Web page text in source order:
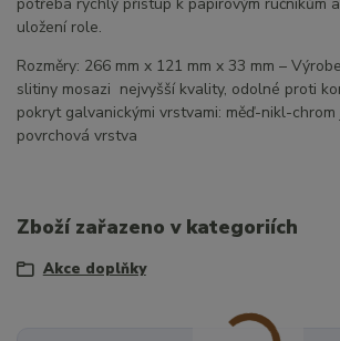
potřeba rychlý přístup k papírovým ručníkům
uložení role.
Rozměry: 266 mm x 121 mm x 33 mm –
slitiny mosazi nejvyšší kvality, odolné proti
pokryt galvanickými vrstvami: měď-nikl-chrom
povrchová vrstva
Zboží zařazeno v kategoriích
Akce doplňky